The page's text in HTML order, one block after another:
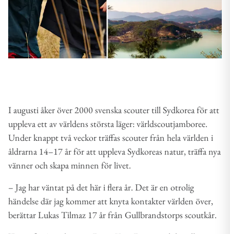
I augusti åker över 2000 svenska scouter till Sydkorea för att
uppleva ett av världens största läger: världscoutjamboree.
Under knappt två veckor träffas scouter från hela världen i
åldrarna 14–17 år för att uppleva Sydkoreas natur, träffa nya
vänner och skapa minnen för livet.
– Jag har väntat på det här i flera år. Det är en otrolig
händelse där jag kommer att knyta kontakter världen över,
berättar Lukas Tilmaz 17 år från Gullbrandstorps scoutkår.